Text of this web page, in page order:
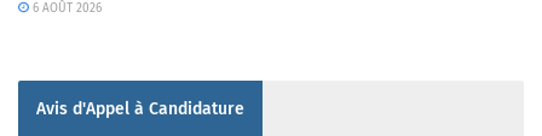
6 AOÛT 2026
Avis d'Appel à Candidature